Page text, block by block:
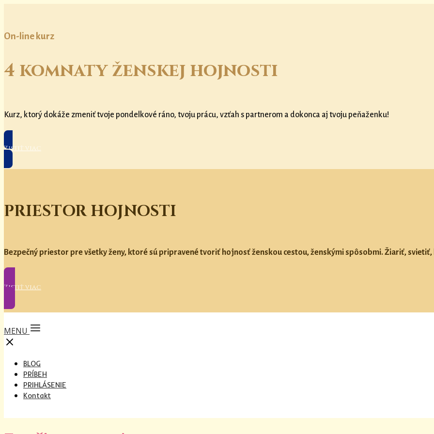
On-line kurz
4 komnaty ženskej hojnosti
Kurz, ktorý dokáže zmeniť tvoje pondelkové ráno, tvoju prácu, vzťah s partnerom a dokonca aj tvoju peňaženku!
Zistiť viac
PRIESTOR HOJNOSTI
Bezpečný priestor pre všetky ženy, ktoré sú pripravené tvoriť hojnosť ženskou cestou, ženskými spôsobmi. Žiariť,
Zistiť viac
MENU
BLOG
PRÍBEH
PRIHLÁSENIE
Kontakt